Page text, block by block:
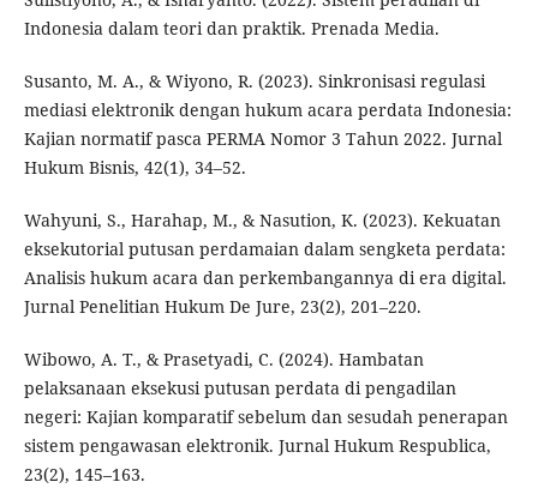
Indonesia dalam teori dan praktik. Prenada Media.
Susanto, M. A., & Wiyono, R. (2023). Sinkronisasi regulasi
mediasi elektronik dengan hukum acara perdata Indonesia:
Kajian normatif pasca PERMA Nomor 3 Tahun 2022. Jurnal
Hukum Bisnis, 42(1), 34–52.
Wahyuni, S., Harahap, M., & Nasution, K. (2023). Kekuatan
eksekutorial putusan perdamaian dalam sengketa perdata:
Analisis hukum acara dan perkembangannya di era digital.
Jurnal Penelitian Hukum De Jure, 23(2), 201–220.
Wibowo, A. T., & Prasetyadi, C. (2024). Hambatan
pelaksanaan eksekusi putusan perdata di pengadilan
negeri: Kajian komparatif sebelum dan sesudah penerapan
sistem pengawasan elektronik. Jurnal Hukum Respublica,
23(2), 145–163.